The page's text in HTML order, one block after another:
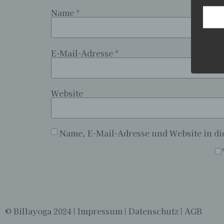
Name *
E-Mail-Adresse *
Website
Name, E-Mail-Adresse und Website in
*
© Billayoga 2024 | Impressum | Datenschutz | AGB
Aus
Die
Wir